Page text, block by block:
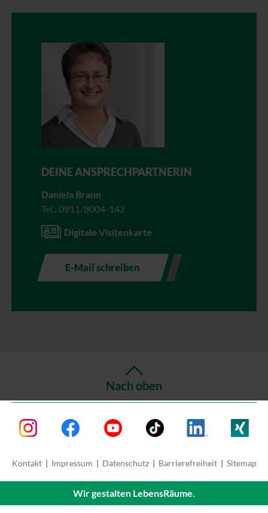
DEINE ANSPRECHPARTNERIN
Daniela Braun
Tel.: 0911/8004-142
Digitale Visitenkarte
E-Mail schreiben
Nach oben
Kontakt Impressum Datenschutz Barrierefreiheit Sitemap
Wir gestalten LebensRäume.